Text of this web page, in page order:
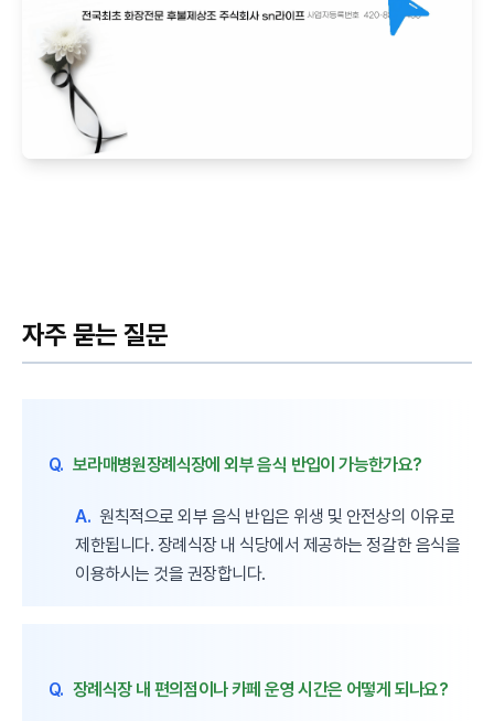
자주 묻는 질문
Q. 보라매병원장례식장에 외부 음식 반입이 가능한가요?
A. 원칙적으로 외부 음식 반입은 위생 및 안전상의 이유로
제한됩니다. 장례식장 내 식당에서 제공하는 정갈한 음식을
이용하시는 것을 권장합니다.
Q. 장례식장 내 편의점이나 카페 운영 시간은 어떻게 되나요?